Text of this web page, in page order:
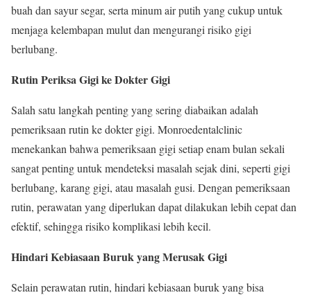
buah dan sayur segar, serta minum air putih yang cukup untuk
menjaga kelembapan mulut dan mengurangi risiko gigi
berlubang.
Rutin Periksa Gigi ke Dokter Gigi
Salah satu langkah penting yang sering diabaikan adalah
pemeriksaan rutin ke dokter gigi. Monroedentalclinic
menekankan bahwa pemeriksaan gigi setiap enam bulan sekali
sangat penting untuk mendeteksi masalah sejak dini, seperti gigi
berlubang, karang gigi, atau masalah gusi. Dengan pemeriksaan
rutin, perawatan yang diperlukan dapat dilakukan lebih cepat dan
efektif, sehingga risiko komplikasi lebih kecil.
Hindari Kebiasaan Buruk yang Merusak Gigi
Selain perawatan rutin, hindari kebiasaan buruk yang bisa